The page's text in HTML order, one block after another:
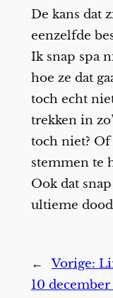
De kans dat
eenzelfde
Ik snap spa
hoe ze dat
toch echt
trekken in
toch niet?
stemmen te
Ook dat
ultieme
← Vorige:
10